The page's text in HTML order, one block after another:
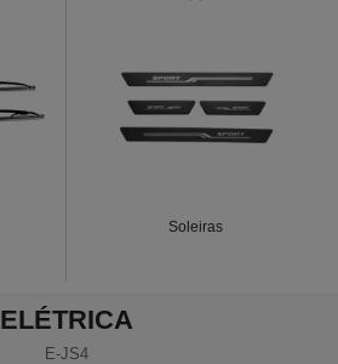
Soleiras
ELÉTRICA
E-JS4